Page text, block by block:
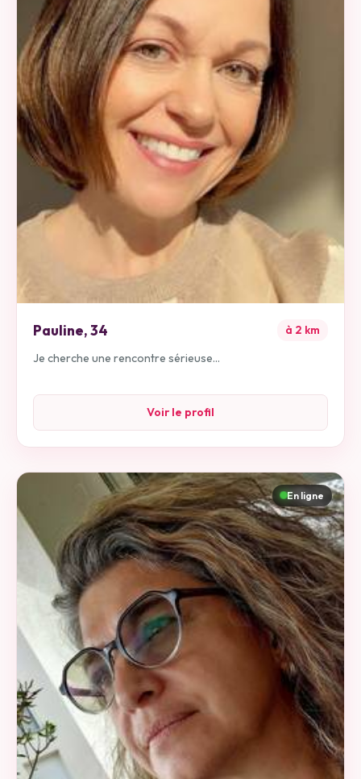
Pauline,34 à 2 km
Je cherche une rencontre sérieuse...
Voir le profil
En ligne